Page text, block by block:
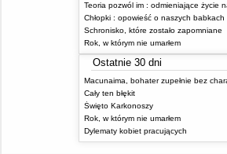
Chłopki : opowieść o naszych babkach
Schronisko, które zostało zapomniane
Rok, w którym nie umarłem
Ostatnie 30 dni
Cały ten błękit
Święto Karkonoszy
Rok, w którym nie umarłem
Dylematy kobiet pracujących